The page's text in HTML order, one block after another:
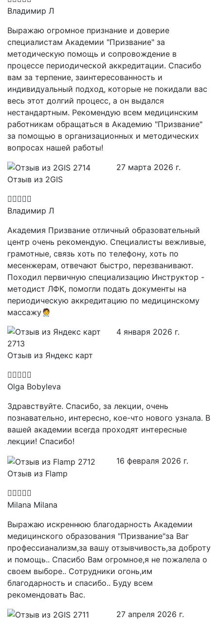
Владимир Л
Выражаю огромное признание и доверие
специалистам Академии "Призвание" за
методическую помощь и сопровождение в
процессе периодической аккредитации. Спасибо
вам за терпение, заинтересованность и
индивидуальный подход, которые не покидали вас
весь этот долгий процесс, а он выдался
нестандартным. Рекомендую всем медицинским
работникам обращаться в Академию "Призвание"
за помощью в организационных и методических
вопросах нашей работы!
Отзыв из 2GIS
27 марта 2026 г.
Владимир Л
Академия Призвание отличный образовательный
центр очень рекомендую. Специалисты вежливые,
грамотные, связь хоть по телефону, хоть по
месенжерам, отвечают быстро, перезванивают.
Походил первичную специализацию Инструктор -
методист ЛФК, помогли подать документы на
периодическую аккредитацию по медицинскому
массажу🧑‍⚕️
Отзыв из Яндекс карт
4 января 2026 г.
Olga Bobyleva
Здравствуйте. Спасибо, за лекции, очень
познавательно, интересно, кое-что нового узнала. В
вашей академии всегда проходят интересные
лекции! Спасибо!
Отзыв из Flamp
16 февраля 2026 г.
Milana Milana
Выражаю искреннюю благодарность Академии
медицинского образования "Призвание"за Ваг
профессианализм,за вашу отзывчивость,за доброту
и помощь.. Спасибо Вам огромное,я не пожалела о
своем выборе.. Сотрудники огонь,им
благодарность и спасибо.. Буду всем
рекомендовать Вас.
27 апреля 2026 г.